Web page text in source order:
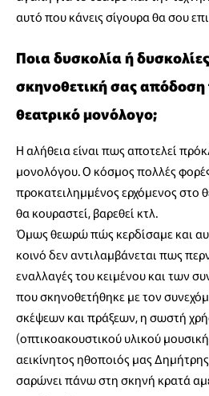
αυτό που κάνεις σίγουρα θα σου
Ποια δυσκολία ή δυσκολίες
σκηνοθετική σας
θεατρικό μονόλογο;
Η αλήθεια είναι πως αποτελεί
μονολόγου. Ο κόσμος πολλές φορές
προκατειλημμένος ερχόμενος στο
θα κουραστεί, βαρεθεί κτλ.
Όμως θεωρώ πώς κερδίσαμε και
κοινό δεν αντιλαμβάνεται πως
εναλλαγές του κειμένου και των
που σκηνοθετήθηκε με τον
σκέψεων και πράξεων, η σωστή
(οπτικοακουστικού υλικού
αεικίνητος ηθοποιός μας
σαρώνει πάνω στη σκηνή κρατά